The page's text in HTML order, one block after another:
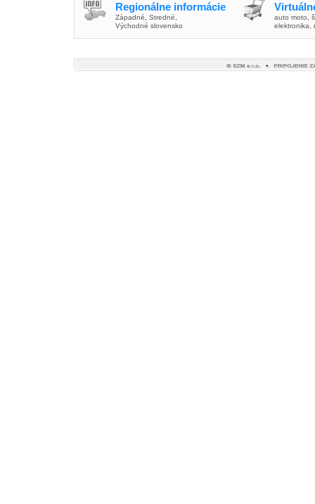
Regionálne informácie
Západné Stredné
Východné slovensko
auto moto
elektronika,